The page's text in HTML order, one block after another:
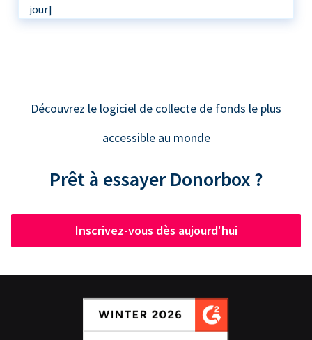
jour]
Découvrez le logiciel de collecte de fonds le plus
accessible au monde
Prêt à essayer Donorbox ?
Inscrivez-vous dès aujourd'hui